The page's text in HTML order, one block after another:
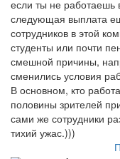
если ты не работаешь
следующая выплата
сотрудников в этой
студенты или почти
смешной причины,
сменились условия
В основном, кто
половины зрителей
сами же сотрудники
тихий ужас.)))